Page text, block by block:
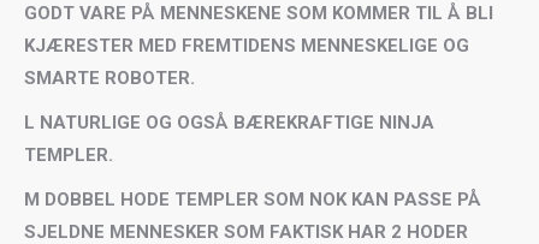
GODT VARE PÅ MENNESKENE SOM KOMMER TIL Å BLI
KJÆRESTER MED FREMTIDENS MENNESKELIGE OG
SMARTE ROBOTER.
L NATURLIGE OG OGSÅ BÆREKRAFTIGE NINJA
TEMPLER.
M DOBBEL HODE TEMPLER SOM NOK KAN PASSE PÅ
SJELDNE MENNESKER SOM FAKTISK HAR 2 HODER